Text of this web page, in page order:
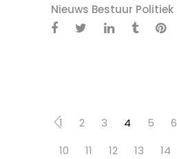
Nieuws Bestuur Politiek
1 2 3 4 5 6
10
11 12 13 14